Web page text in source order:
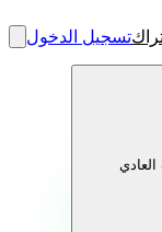
تسجيل الدخول
العادي